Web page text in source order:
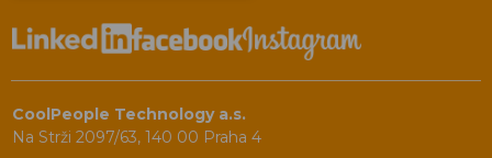
CoolPeople Technology a.s.
Na Strži 2097/63, 140 00 Praha 4